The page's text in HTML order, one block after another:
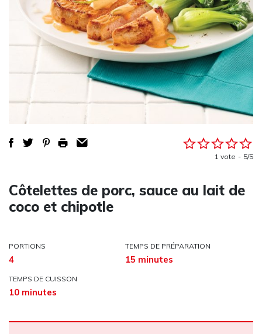
1 vote 5/5
Côtelettes de porc, sauce au lait de
coco et chipotle
PORTIONS
4
TEMPS DE PRÉPARATION
15 minutes
TEMPS DE CUISSON
10 minutes